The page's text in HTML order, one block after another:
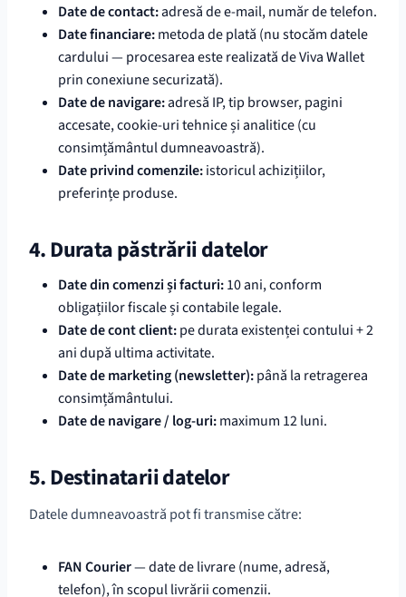
Date de contact:adresă de e-mail, număr de telefon.
Date financiare:metoda de plată (nu stocăm datele
cardului — procesarea este realizată de Viva Wallet
prin conexiune securizată).
Date de navigare:adresă IP, tip browser, pagini
accesate, cookie-uri tehnice și analitice (cu
consimțământul dumneavoastră).
Date privind comenzile:istoricul achizițiilor,
preferințe produse.
4. Durata păstrării datelor
Date din comenzi și facturi:10 ani, conform
obligațiilor fiscale și contabile legale.
Date de cont client:pe durata existenței contului + 2
ani după ultima activitate.
Date de marketing (newsletter):până la retragerea
consimțământului.
Date de navigare / log-uri:maximum 12 luni.
5. Destinatarii datelor
Datele dumneavoastră pot fi transmise către:
FAN Courier— date de livrare (nume, adresă,
telefon), în scopul livrării comenzii.